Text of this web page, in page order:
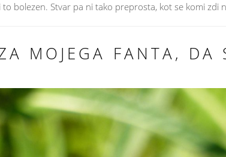
bolezen. Stvar pa ni tako preprosta, kot se komi zdi
MOJEGA FANTA, DA